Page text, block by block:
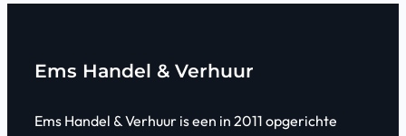
Ems Handel & Verhuur
Ems Handel & Verhuur is een in 2011 opgerichte